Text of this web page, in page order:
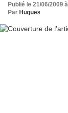
Publié le 21/06/2009
Par Hugues